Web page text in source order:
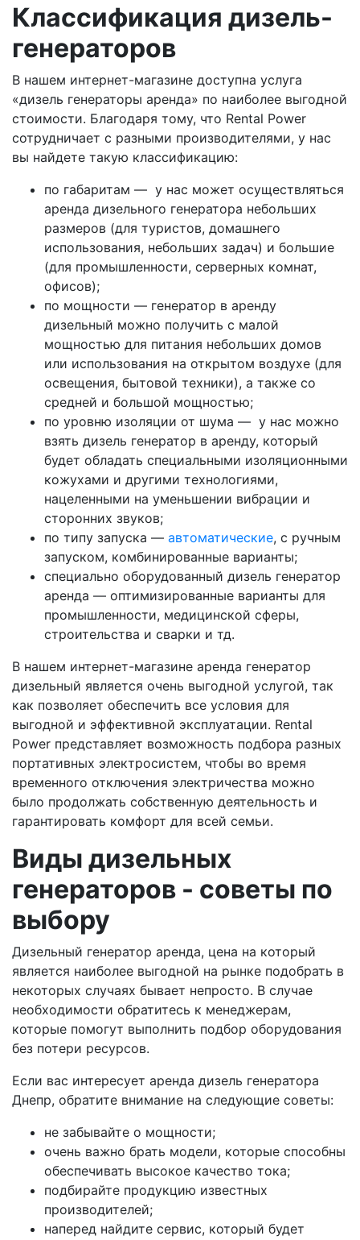
Классификация дизель-
генераторов
В нашем интернет-магазине доступна услуга
«дизель генераторы аренда» по наиболее выгодной
стоимости. Благодаря тому, что Rental Power
сотрудничает с разными производителями, у нас
вы найдете такую классификацию:
по габаритам — у нас может осуществляться
аренда дизельного генератора небольших
размеров (для туристов, домашнего
использования, небольших задач) и большие
(для промышленности, серверных комнат,
офисов);
по мощности — генератор в аренду
дизельный можно получить с малой
мощностью для питания небольших домов
или использования на открытом воздухе (для
освещения, бытовой техники), а также со
средней и большой мощностью;
по уровню изоляции от шума — у нас можно
взять дизель генератор в аренду, который
будет обладать специальными изоляционными
кожухами и другими технологиями,
нацеленными на уменьшении вибрации и
сторонних звуков;
по типу запуска — автоматические, с ручным
запуском, комбинированные варианты;
специально оборудованный дизель генератор
аренда — оптимизированные варианты для
промышленности, медицинской сферы,
строительства и сварки и тд.
В нашем интернет-магазине аренда генератор
дизельный является очень выгодной услугой, так
как позволяет обеспечить все условия для
выгодной и эффективной эксплуатации. Rental
Power представляет возможность подбора разных
портативных электросистем, чтобы во время
временного отключения электричества можно
было продолжать собственную деятельность и
гарантировать комфорт для всей семьи.
Виды дизельных
генераторов - советы по
выбору
Дизельный генератор аренда, цена на который
является наиболее выгодной на рынке подобрать в
некоторых случаях бывает непросто. В случае
необходимости обратитесь к менеджерам,
которые помогут выполнить подбор оборудования
без потери ресурсов.
Если вас интересует аренда дизель генератора
Днепр, обратите внимание на следующие советы:
не забывайте о мощности;
очень важно брать модели, которые способны
обеспечивать высокое качество тока;
подбирайте продукцию известных
производителей;
наперед найдите сервис, который будет